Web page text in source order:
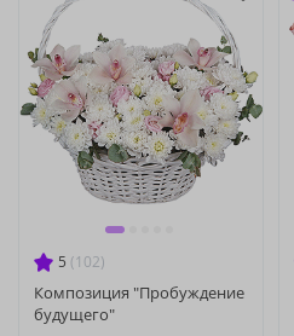
5 (102)
Композиция "Пробуждение
будущего"